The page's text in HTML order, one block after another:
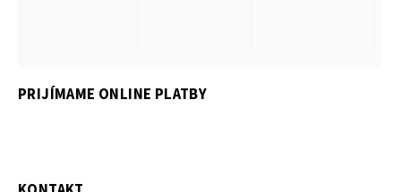
PRIJÍMAME ONLINE PLATBY